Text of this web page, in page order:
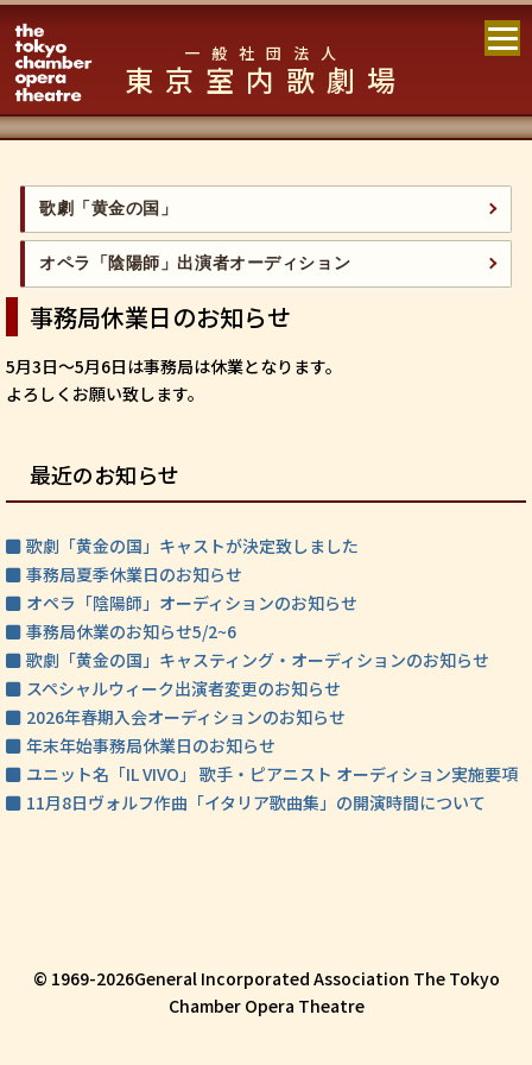
一般社団法人
東京室内歌劇場
歌劇「黄金の国」
オペラ「陰陽師」出演者オーディション
事務局休業日のお知らせ
5月3日～5月6日は事務局は休業となります。
よろしくお願い致します。
最近のお知らせ
歌劇「黄金の国」キャストが決定致しました
事務局夏季休業日のお知らせ
オペラ「陰陽師」オーディションのお知らせ
事務局休業のお知らせ5/2~6
歌劇「黄金の国」キャスティング・オーディションのお知らせ
スペシャルウィーク出演者変更のお知らせ
2026年春期入会オーディションのお知らせ
年末年始事務局休業日のお知らせ
ユニット名「IL VIVO」 歌手・ピアニスト オーディション実施要項
11月8日ヴォルフ作曲「イタリア歌曲集」の開演時間について
© 1969-2026General Incorporated Association The Tokyo
Chamber Opera Theatre